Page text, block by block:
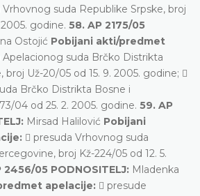
Vrhovnog suda Republike Srpske, broj
godine. 58. AP 2175/05
Ostojić Pobijani akti/predmet
Apelacionog suda Brčko Distrikta
Už-20/05 od 15. 9. 2005. godine; 
Brčko Distrikta Bosne i
04 od 25. 2. 2005. godine. 59. AP
Mirsad Halilović Pobijani
 presuda Vrhovnog suda
broj Kž-224/05 od 12. 5.
2456/05 PODNOSITELJ: Mladenka
apelacije:  presude